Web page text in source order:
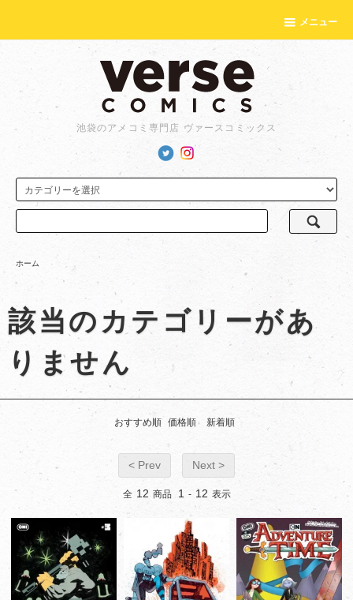
メニュー
池袋のアメコミ専門店 ヴァースコミックス
ホーム
該当のカテゴリーがあ
りません
おすすめ順 価格順 新着順
< Prev Next >
全 12 商品 1 - 12 表示